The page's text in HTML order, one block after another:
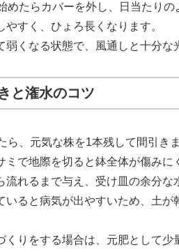
めたらカバーを外し、日当たりの
すく、ひょろ長くなります。
弱くなる状態で、風通しと十分な
と潅水のコツ
ら、元気な株を1本残して間引きま
ミで地際を切ると鉢全体が傷みに
流れるまで与え、受け皿の余分な
いると病気が出やすいため、土
くりをする場合は、元肥として